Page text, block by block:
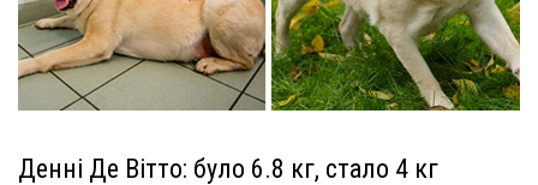
Денні Де Вітто: було 6.8 кг, стало 4 кг